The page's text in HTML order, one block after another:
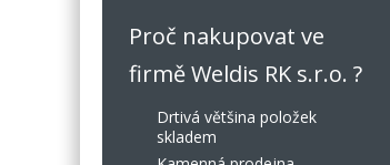
Proč nakupovat ve
firmě Weldis RK s.r.o. ?
Drtivá většina položek
skladem